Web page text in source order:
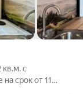
кв.м. с
срок от 11